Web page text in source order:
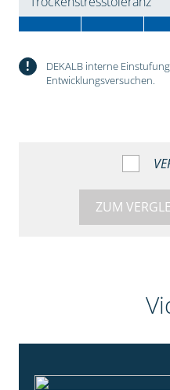
!
DEKALB interne
Entwicklungsversuchen.
ZUM